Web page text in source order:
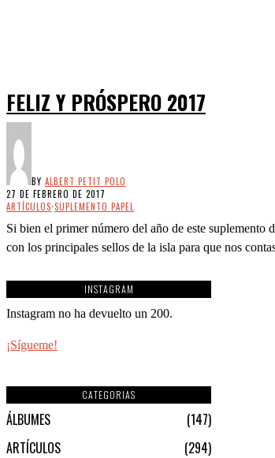
FELIZ Y PRÓSPERO 2017
BY ALBERT PETIT POLO
27 DE FEBRERO DE 2017
ARTÍCULOS·SUPLEMENTO PAPEL
Si bien el primer número del año de este suplemento
con los principales sellos de la isla para que nos
INSTAGRAM
Instagram no ha devuelto un 200.
¡Sígueme!
CATEGORIAS
ÁLBUMES
147
ARTÍCULOS
294